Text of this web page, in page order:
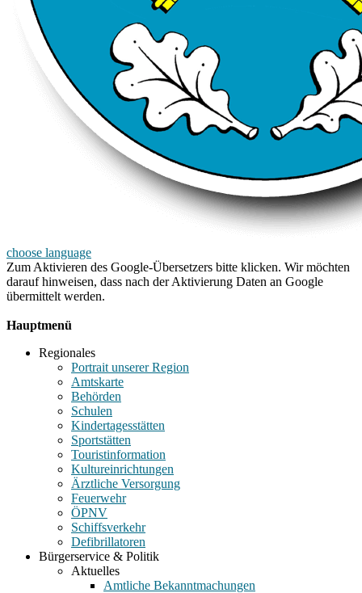
choose language
Zum Aktivieren des Google-Übersetzers bitte klicken. Wir möchten
darauf hinweisen, dass nach der Aktivierung Daten an Google
übermittelt werden.
Hauptmenü
Regionales
Portrait unserer Region
Amtskarte
Behörden
Schulen
Kindertagesstätten
Sportstätten
Touristinformation
Kultureinrichtungen
Ärztliche Versorgung
Feuerwehr
ÖPNV
Schiffsverkehr
Defibrillatoren
Bürgerservice & Politik
Aktuelles
Amtliche Bekanntmachungen